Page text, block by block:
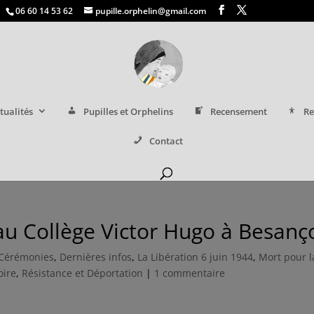
06 60 14 53 62 pupille.orphelin@gmail.com
Pupilles et Orphelins Recensement
Contact
Collège Victor Hugo à
, Dernières infos, La Libération 6 juin 1944, Mort pour
, Résistance et Déportation | 1 commentaire